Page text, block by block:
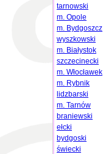
tarnowski
m. Opole
m. Bydgoszcz
wyszkowski
m. Białystok
szczecinecki
m. Włocławek
m. Rybnik
lidzbarski
m. Tarnów
braniewski
ełcki
bydgoski
świecki